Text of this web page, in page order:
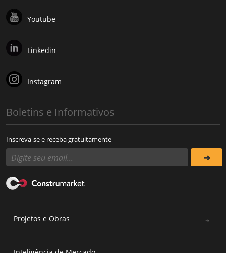
Youtube
Linkedin
Instagram
Boletins e Informativos
Inscreva-se e receba gratuitamente
Projetos e Obras